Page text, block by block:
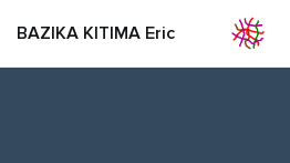
BAZIKA KITIMA Eric